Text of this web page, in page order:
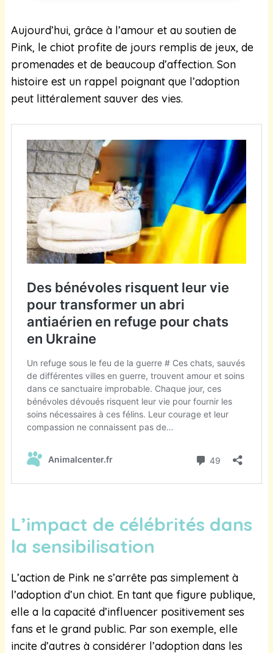
Aujourd’hui, grâce à l’amour et au soutien de
Pink, le chiot profite de jours remplis de jeux, de
promenades et de beaucoup d’affection. Son
histoire est un rappel poignant que l’adoption
peut littéralement sauver des vies.
L’impact de célébrités dans
la sensibilisation
L’action de Pink ne s’arrête pas simplement à
l’adoption d’un chiot. En tant que figure publique,
elle a la capacité d’influencer positivement ses
fans et le grand public. Par son exemple, elle
incite d’autres à considérer l’adoption dans les